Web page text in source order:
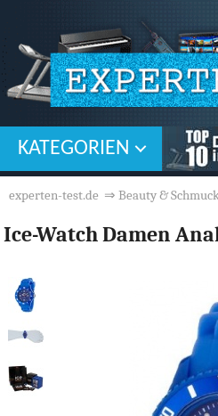
KATEGORIEN
experten-test.de ⇒ Beauty &
Ice-Watch Damen